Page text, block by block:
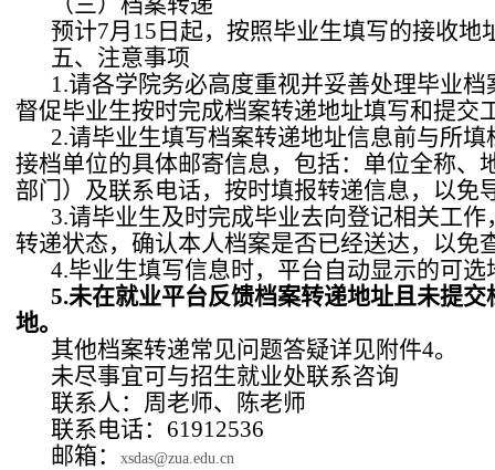
预计7月15日起，按照毕业生填写的接收地
五、注意事项
1.请各学院务必高度重视并妥善处理毕业
督促毕业生按时完成档案转递地址填写和提交
2.请毕业生填写档案转递地址信息前与所
接档单位的具体邮寄信息，包括：单位全称
部门）及联系电话，按时填报转递信息，以免
3.请毕业生及时完成毕业去向登记相关工
转递状态，确认本人档案是否已经送达，以免
4.毕业生填写信息时，平台自动显示的可
5.未在就业平台反馈档案转递地址且未提
地。
其他档案转递常见问题答疑详见附件4。
未尽事宜可与招生就业处联系咨询
联系人：周老师、陈老师
联系电话：61912536
邮箱：
xsdas@zua.edu.cn